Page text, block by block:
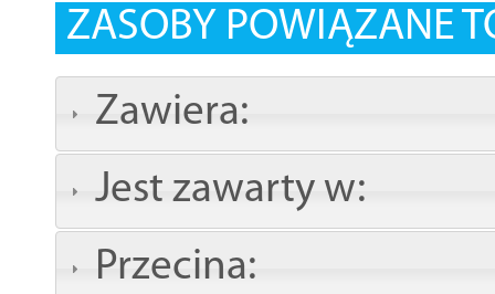
ZASOBY POWIĄZANE
Zawiera:
Jest zawarty w:
Przecina: